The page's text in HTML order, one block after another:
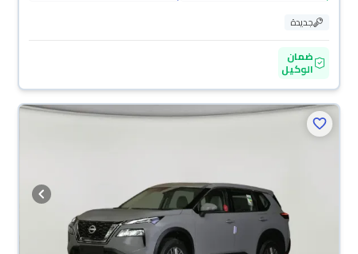
جديدة
ضمان
الوكيل